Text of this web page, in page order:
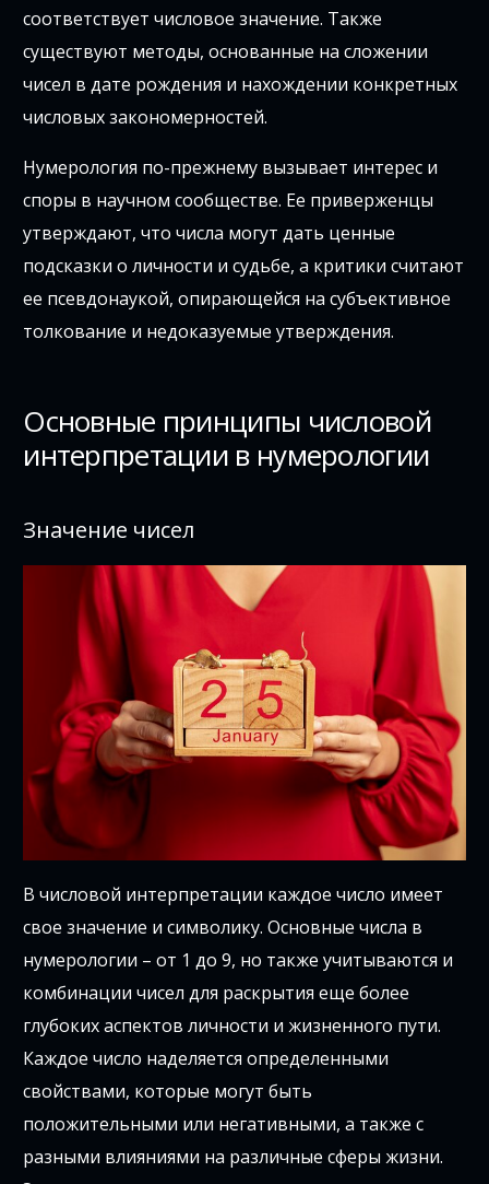
соответствует числовое значение. Также
существуют методы, основанные на сложении
чисел в дате рождения и нахождении конкретных
числовых закономерностей.
Нумерология по-прежнему вызывает интерес и
споры в научном сообществе. Ее приверженцы
утверждают, что числа могут дать ценные
подсказки о личности и судьбе, а критики считают
ее псевдонаукой, опирающейся на субъективное
толкование и недоказуемые утверждения.
Основные принципы числовой
интерпретации в нумерологии
Значение чисел
В числовой интерпретации каждое число имеет
свое значение и символику. Основные числа в
нумерологии – от 1 до 9, но также учитываются и
комбинации чисел для раскрытия еще более
глубоких аспектов личности и жизненного пути.
Каждое число наделяется определенными
свойствами, которые могут быть
положительными или негативными, а также с
разными влияниями на различные сферы жизни.